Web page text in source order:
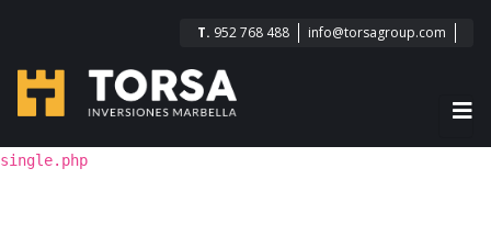
T. 952 768 488 info@torsagroup.com
single.php